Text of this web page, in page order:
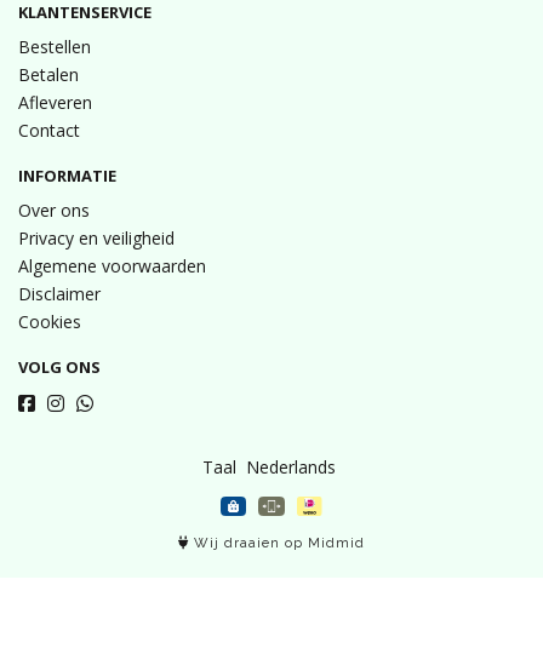
KLANTENSERVICE
Bestellen
Betalen
Afleveren
Contact
INFORMATIE
Over ons
Privacy en veiligheid
Algemene voorwaarden
Disclaimer
Cookies
VOLG ONS
Taal
Wij draaien op Midmid